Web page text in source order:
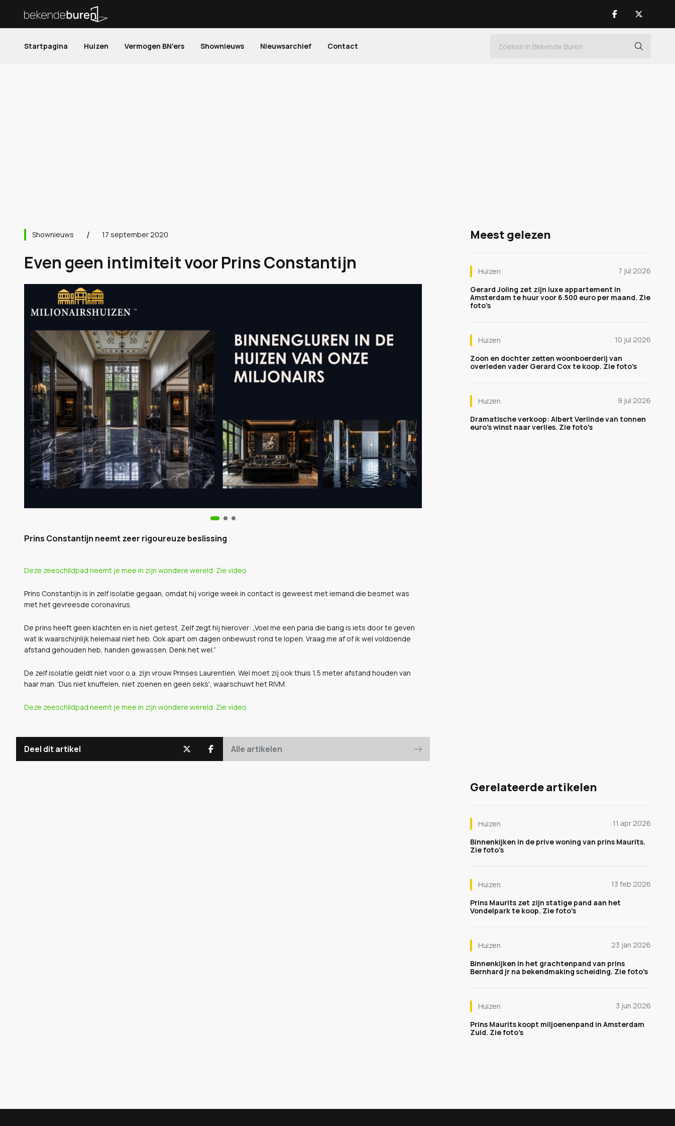
Startpagina Huizen Vermogen BN'ers Shownieuws Nieuwsarchief Contact
Shownieuws 17 september 2020
Even geen intimiteit voor Prins Constantijn
Prins Constantijn neemt zeer rigoureuze beslissing
Deze zeeschildpad neemt je mee in zijn wondere wereld. Zie video
Prins Constantijn is in zelf isolatie gegaan, omdat hij vorige week in contact is geweest met iemand die besmet was
met het gevreesde coronavirus.
De prins heeft geen klachten en is niet getest. Zelf zegt hij hierover: „Voel me een paria die bang is iets door te geven
wat ik waarschijnlijk helemaal niet heb. Ook apart om dagen onbewust rond te lopen. Vraag me af of ik wel voldoende
afstand gehouden heb, handen gewassen. Denk het wel.”
De zelf isolatie geldt niet voor o.a. zijn vrouw Prinses Laurentien. Wel moet zij ook thuis 1,5 meter afstand houden van
haar man. 'Dus niet knuffelen, niet zoenen en geen seks', waarschuwt het RIVM.
Deze zeeschildpad neemt je mee in zijn wondere wereld. Zie video
Deel dit artikel Alle artikelen
Meest gelezen
Huizen
7 jul 2026
Gerard Joling zet zijn luxe appartement in
Amsterdam te huur voor 6.500 euro per maand. Zie
foto's
Huizen
10 jul 2026
Zoon en dochter zetten woonboerderij van
overleden vader Gerard Cox te koop. Zie foto's
Huizen
9 jul 2026
Dramatische verkoop: Albert Verlinde van tonnen
euro's winst naar verlies. Zie foto's
Gerelateerde artikelen
Huizen
11 apr 2026
Binnenkijken in de prive woning van prins Maurits.
Zie foto's
Huizen
13 feb 2026
Prins Maurits zet zijn statige pand aan het
Vondelpark te koop. Zie foto’s
Huizen
23 jan 2026
Binnenkijken in het grachtenpand van prins
Bernhard jr na bekendmaking scheiding. Zie foto's
Huizen
3 jun 2026
Prins Maurits koopt miljoenenpand in Amsterdam
Zuid. Zie foto's